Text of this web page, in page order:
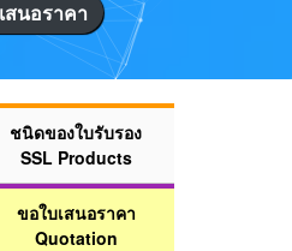
สนอราคา
ชนิดของใบรับรอง
SSL Products
ขอใบเสนอราคา
Quotation